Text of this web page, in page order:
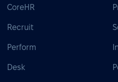
CoreHR
Recruit
Perform
Desk